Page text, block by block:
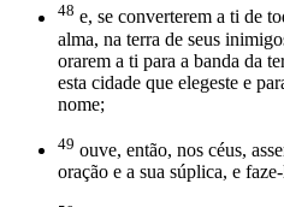
48 e, se converterem a ti de
alma, na terra de seus
orarem a ti para a banda da
esta cidade que elegeste e
nome;
49 ouve, então, nos céus,
oração e a sua súplica, e